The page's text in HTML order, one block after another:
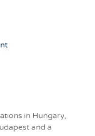
in Hungary,
and a